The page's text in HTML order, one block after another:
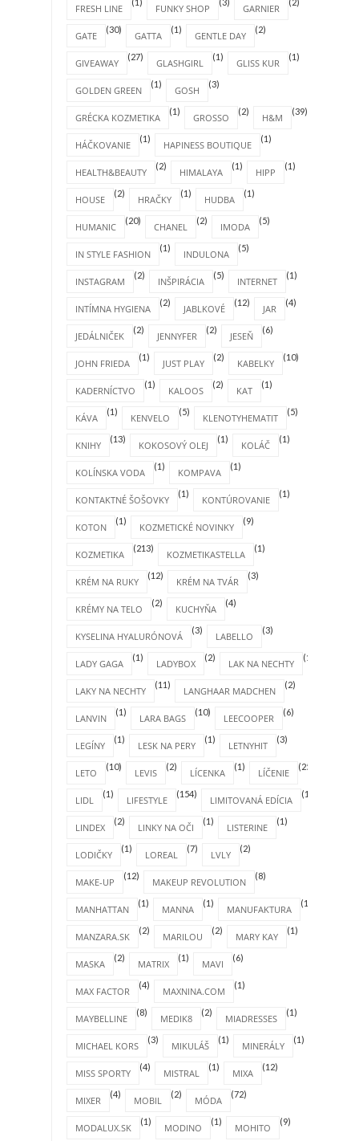
FRESH LINE FUNKY SHOP GARNIER
GATE
(30)
GATTA
(1)
GENTLE DAY
(2)
GIVEAWAY
(27)
GLASHGIRL
(1)
GLISS KUR
(1)
GOLDEN GREEN
(1)
GOSH
(3)
GRÉCKA KOZMETIKA
(1)
GROSSO
(2)
H&M
(39)
HÁČKOVANIE
(1)
HAPINESS BOUTIQUE
(1)
HEALTH&BEAUTY
(2)
HIMALAYA
(1)
HIPP
(1)
HOUSE
(2)
HRAČKY
(1)
HUDBA
(1)
HUMANIC
(20)
CHANEL
(2)
IMODA
(5)
IN STYLE FASHION
(1)
INDULONA
(5)
INSTAGRAM
(2)
INŠPIRÁCIA
(5)
INTERNET
(1)
INTÍMNA HYGIENA
(2)
JABLKOVÉ
(12)
JAR
(4)
JEDÁLNIČEK
(2)
JENNYFER
(2)
JESEŇ
(6)
JOHN FRIEDA
(1)
JUST PLAY
(2)
KABELKY
(10)
KADERNÍCTVO
(1)
KALOOS
(2)
KAT
(1)
KÁVA
(1)
KENVELO
(5)
KLENOTYHEMATIT
(5)
KNIHY
(13)
KOKOSOVÝ OLEJ
(1)
KOLÁČ
(1)
KOLÍNSKA VODA
(1)
KOMPAVA
(1)
KONTAKTNÉ ŠOŠOVKY
(1)
KONTÚROVANIE
(1)
KOTON
(1)
KOZMETICKÉ NOVINKY
(9)
KOZMETIKA
(213)
KOZMETIKASTELLA
(1)
KRÉM NA RUKY
(12)
KRÉM NA TVÁR
(3)
KRÉMY NA TELO
(2)
KUCHYŇA
(4)
KYSELINA HYALURÓNOVÁ
(3)
LABELLO
(3)
LADY GAGA
(1)
LADYBOX
(2)
LAK NA NECHTY
(1)
LAKY NA NECHTY
(11)
LANGHAAR MADCHEN
(2)
LANVIN
(1)
LARA BAGS
(10)
LEECOOPER
(6)
LEGÍNY
(1)
LESK NA PERY
(1)
LETNYHIT
(3)
LETO
(10)
LEVIS
(2)
LÍCENKA
(1)
LÍČENIE
(25)
LIDL
(1)
LIFESTYLE
(154)
LIMITOVANÁ EDÍCIA
(1)
LINDEX
(2)
LINKY NA OČI
(1)
LISTERINE
(1)
LODIČKY
(1)
LOREAL
(7)
LVLY
(2)
MAKE-UP
(12)
MAKEUP REVOLUTION
(8)
MANHATTAN
(1)
MANNA
(1)
MANUFAKTURA
(1)
MANZARA.SK
(2)
MARILOU
(2)
MARY KAY
(1)
MASKA
(2)
MATRIX
(1)
MAVI
(6)
MAX FACTOR
(4)
MAXNINA.COM
(1)
MAYBELLINE
(8)
MEDIK8
(2)
MIADRESSES
(1)
MICHAEL KORS
(3)
MIKULÁŠ
(1)
MINERÁLY
(1)
MISS SPORTY
(4)
MISTRAL
(1)
MIXA
(12)
MIXER
(4)
MOBIL
(2)
MÓDA
(72)
MODALUX.SK
(1)
MODINO
(1)
MOHITO
(9)